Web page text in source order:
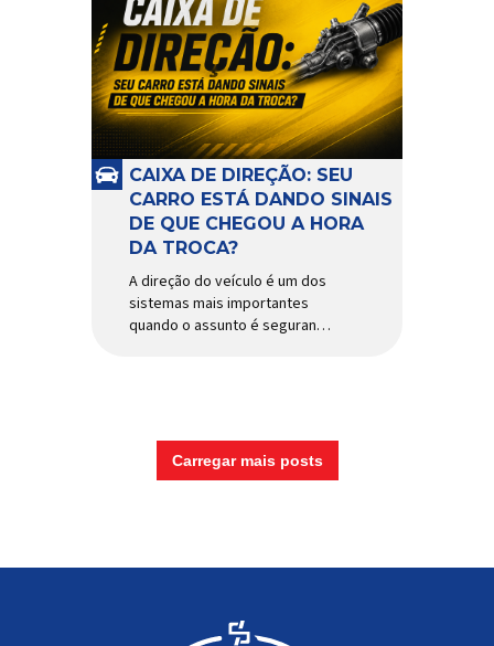
CAIXA DE DIREÇÃO: SEU
CARRO ESTÁ DANDO SINAIS
DE QUE CHEGOU A HORA
DA TROCA?
A direção do veículo é um dos
sistemas mais importantes
quando o assunto é segurança,
movimentos do volante,
garantindo estabilidade e
controle em diferentes
esforços mecânicos, […]
Carregar mais posts